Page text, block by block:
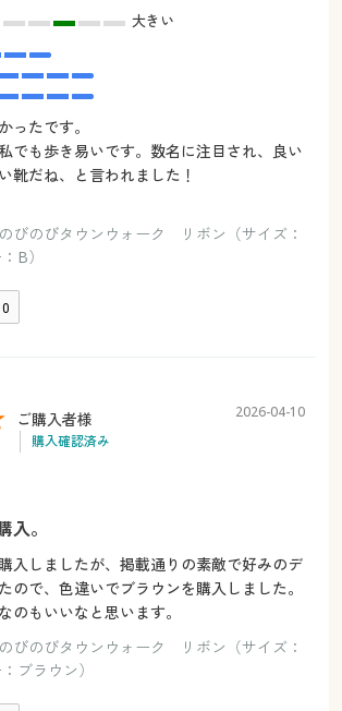
大きい
ったです。
でも歩き易いです。数名に注目され、良い
靴だね、と言われました！
びのびタウンウォーク リボン（サイズ：
B）
0
ご購入者様
購入確認済み
2026-04-10
入。
入しましたが、掲載通りの素敵で好みのデ
ので、色違いでブラウンを購入しました。
のもいいなと思います。
びのびタウンウォーク リボン（サイズ：
ブラウン）